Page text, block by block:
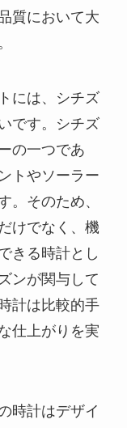
質において大
には、シチズ
です。シチズ
の一つであ
トやソーラー
。そのため、
けでなく、機
きる時計とし
ンが関与して
計は比較的手
仕上がりを実
時計はデザイ